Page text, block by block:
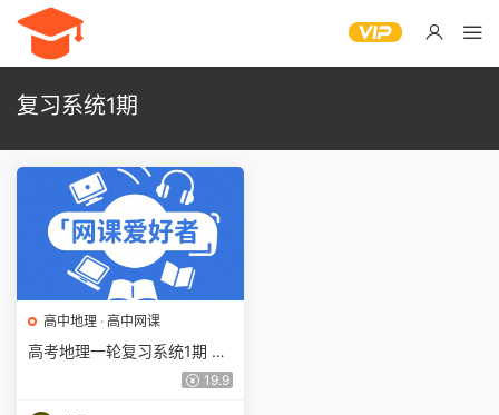
复习系统1期
高中地理 · 高中网课
高考地理一轮复习系统1期 资
19.9